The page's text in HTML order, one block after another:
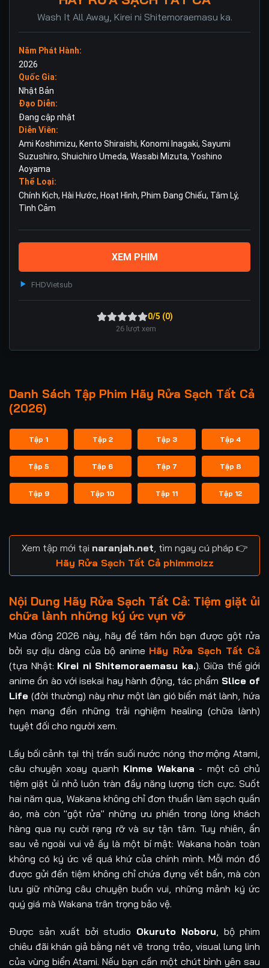
Wash It All Away, Kirei ni Shitemoraemasu ka.
Năm Phát Hành:
2026
Quốc Gia:
Nhật Bản
Đạo Diễn:
Đang cập nhật
Diễn Viên:
Ami Koshimizu, Kento Shiraishi, Konomi Inagaki, Sayumi
Suzushiro, Shuichiro Umeda, Wasabi Mizuta, Yoshino
Aoyama
Thể Loại:
Chính Kịch, Hài Hước, Hoạt Hình, Phim Đang Chiếu, Tâm Lý,
Tình Cảm
XEM PHIM
FHDVietsub
0/5 (0)
26lượt xem
Danh Sách Tập Phim Hãy Rửa Sạch Tất Cả
(2026)
Tập 1 Tập 2 Tập 3 Tập 4
Tập 5 Tập 6 Tập 7 Tập 8
Tập 9 Tập 10 Tập 11 Tập 12
Xem tập mới tại naranjah.net , tìm ngay cú pháp 👉
Hãy Rửa Sạch Tất Cả phimmoizz
Nội Dung Hãy Rửa Sạch Tất Cả: Tiệm giặt ủi
chữa lành những ký ức vụn vỡ
Mùa đông 2026 này, hãy để tâm hồn bạn được gột rửa
bởi sự dịu dàng của bộ anime Hãy Rửa Sạch Tất Cả
(tựa Nhật: Kirei ni Shitemoraemasu ka.). Giữa thế giới
anime ồn ào với isekai hay hành động, tác phẩm Slice of
Life (đời thường) này như một làn gió biển mát lành, hứa
hẹn mang đến những trải nghiệm healing (chữa lành)
tuyệt đối cho người xem.
Lấy bối cảnh tại thị trấn suối nước nóng thơ mộng Atami,
câu chuyện xoay quanh Kinme Wakana - một cô chủ
tiệm giặt ủi nhỏ luôn tràn đầy năng lượng tích cực. Suốt
hai năm qua, Wakana không chỉ đơn thuần làm sạch quần
áo, mà còn "gột rửa" những ưu phiền trong lòng khách
hàng qua nụ cười rạng rỡ và sự tận tâm. Tuy nhiên, ẩn
sau vẻ ngoài vui vẻ ấy là một bí mật: Wakana hoàn toàn
không có ký ức về quá khứ của chính mình. Mỗi món đồ
được gửi đến tiệm không chỉ chứa đựng vết bẩn, mà còn
lưu giữ những câu chuyện buồn vui, những mảnh ký ức
quý giá mà Wakana trân trọng bảo vệ.
Được sản xuất bởi studio Okuruto Noboru , bộ phim
chiêu đãi khán giả bằng nét vẽ trong trẻo, visual lung linh
của vùng biển Atami. Nếu bạn cần một chút bình yên sau